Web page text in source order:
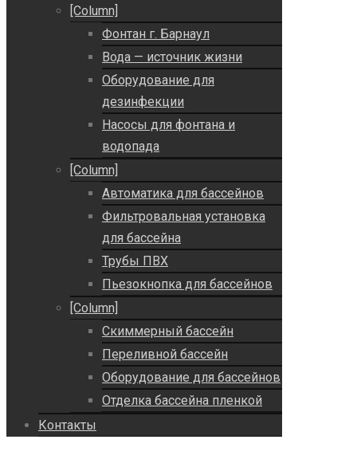
[Column]
Фонтан г. Барнаул
Вода — источник жизни
Оборудование для
дезинфекции
Насосы для фонтана и
водопада
[Column]
Автоматика для бассейнов
Фильтровальная установка
для бассейна
Трубы ПВХ
Пьезокнопка для бассейнов
[Column]
Скиммерный бассейн
Переливной бассейн
Оборудование для бассейнов
Отделка бассейна пленкой
Контакты